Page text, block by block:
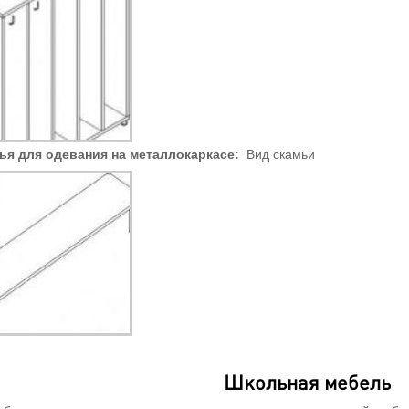
для одевания на металлокаркасе: Вид скамьи
Школьная мебель